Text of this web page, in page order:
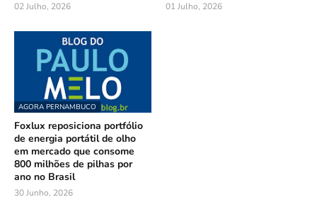
02 Julho, 2026 01 Julho, 2026
AGORA PERNAMBUCO
Foxlux reposiciona portfólio
de energia portátil de olho
em mercado que consome
800 milhões de pilhas por
ano no Brasil
30 Junho, 2026